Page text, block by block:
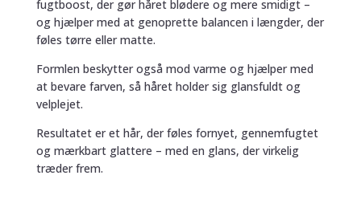
fugtboost, der gør håret blødere og mere smidigt –
og hjælper med at genoprette balancen i længder, der
føles tørre eller matte.
Formlen beskytter også mod varme og hjælper med
at bevare farven, så håret holder sig glansfuldt og
velplejet.
Resultatet er et hår, der føles fornyet, gennemfugtet
og mærkbart glattere – med en glans, der virkelig
træder frem.